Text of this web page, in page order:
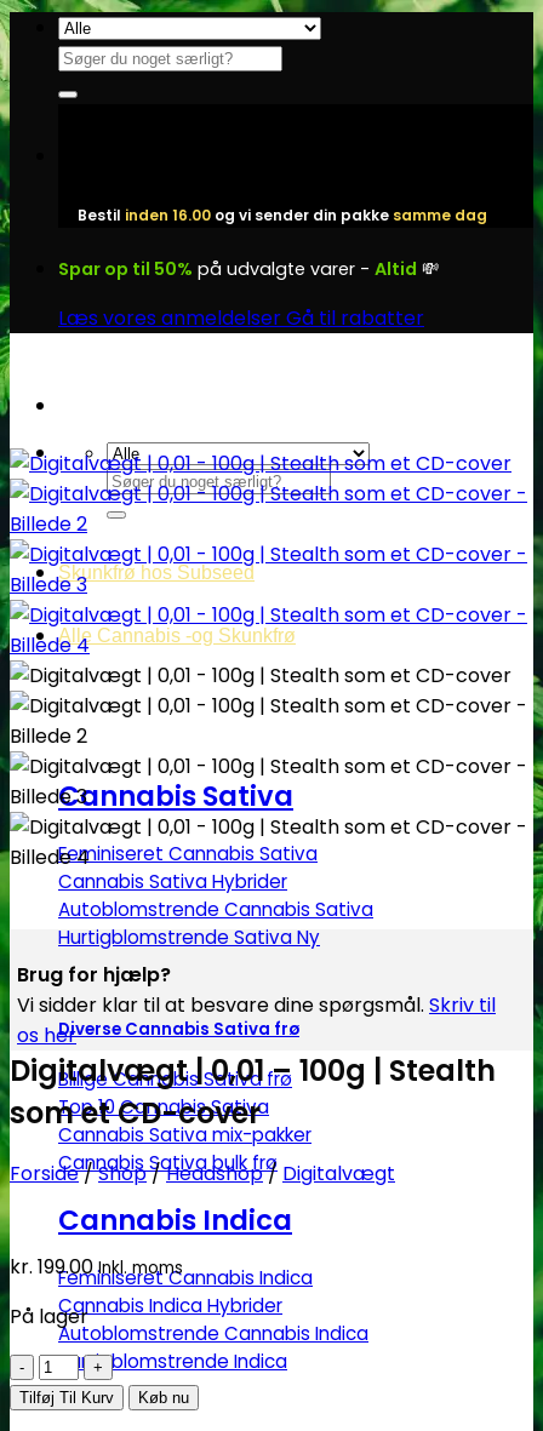
Fortsæt
indhold
Søg
efter:
Bestil inden 16.00 og vi sender din pakke samme dag
Spar op til 50% på udvalgte varer - Altid 💸
Læs vores anmeldelserGå til rabatter
Søg
efter:
Skunkfrø hos Subseed
Alle Cannabis -og Skunkfrø
Cannabis Sativa
Feminiseret Cannabis Sativa
Cannabis Sativa Hybrider
Autoblomstrende Cannabis Sativa
Hurtigblomstrende Sativa
Diverse Cannabis Sativa frø
Billige Cannabis Sativa frø
Top 10 Cannabis Sativa
Cannabis Sativa mix-pakker
Cannabis Sativa bulk frø
Cannabis Indica
Feminiseret Cannabis Indica
Cannabis Indica Hybrider
Autoblomstrende Cannabis Indica
Hurtigblomstrende Indica
Brug for hjælp?
Vi sidder klar til at besvare dine spørgsmål. Skriv til
os her
Digitalvægt | 0,01 – 100g | Stealth
som et CD-cover
Forside/Shop/Headshop/ Digitalvægt
kr. 199.00 Inkl. moms
På lager
Digitalvægt
|
Tilføj Til Kurv Køb nu